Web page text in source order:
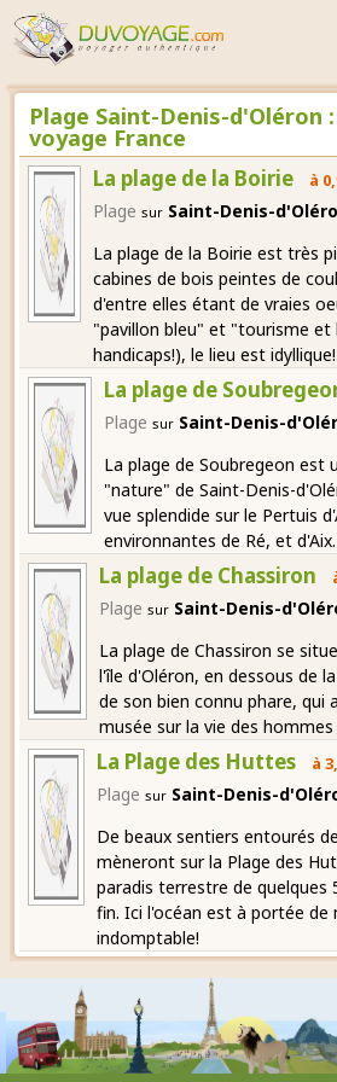
Plage Saint-Denis-d'Oléron
voyage France
La plage de la Boirie à
Plage sur Saint-Denis-
La plage de la Boirie est très
cabines de bois peintes de
d'entre elles étant de vraies
"pavillon bleu" et "tourisme et
handicaps!), le lieu est idyllique!
La plage de
Plage sur Saint-Denis-
La plage de Soubregeon est
"nature" de Saint-Denis-
vue splendide sur le Pertuis
environnantes de Ré, et d'Aix.
La plage de Chassiron
Plage sur Saint-Denis-
La plage de Chassiron se
l'île d'Oléron, en dessous de
de son bien connu phare, qui
musée sur la vie des
La Plage des Huttes à
Plage sur Saint-Denis-
De beaux sentiers entourés
mèneront sur la Plage des
paradis terrestre de quelques
fin. Ici l'océan est à portée de
indomptable!